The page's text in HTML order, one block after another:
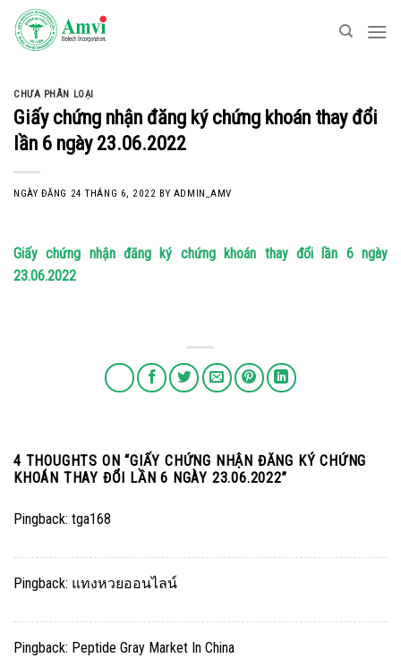
Skip
content
CHƯA PHÂN LOẠI
Giấy chứng nhận đăng ký chứng khoán thay đổi
lần 6 ngày 23.06.2022
NGÀY ĐĂNG 24 THÁNG 6, 2022 BY ADMIN_AMV
Giấy chứng nhận đăng ký chứng khoán thay đổi lần 6 ngày
23.06.2022
4 THOUGHTS ON “GIẤY CHỨNG NHẬN ĐĂNG KÝ CHỨNG
KHOÁN THAY ĐỔI LẦN 6 NGÀY 23.06.2022”
Pingback: tga168
Pingback: แทงหวยออนไลน์
Pingback: Peptide Gray Market In China